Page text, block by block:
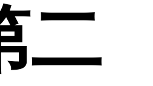
二